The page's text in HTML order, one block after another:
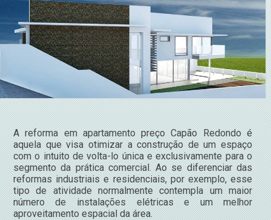
A reforma em apartamento preço Capão Redondo é
aquela que visa otimizar a construção de um espaço
com o intuito de volta-lo única e exclusivamente para o
segmento da prática comercial. Ao se diferenciar das
reformas industriais e residenciais, por exemplo, esse
tipo de atividade normalmente contempla um maior
número de instalações elétricas e um melhor
aproveitamento espacial da área.